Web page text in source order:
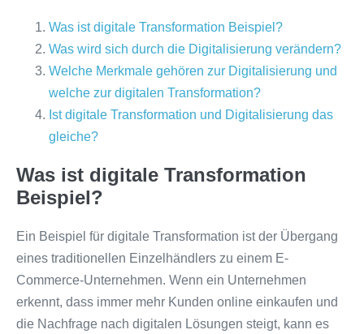
Was ist digitale Transformation Beispiel?
Was wird sich durch die Digitalisierung verändern?
Welche Merkmale gehören zur Digitalisierung und
welche zur digitalen Transformation?
Ist digitale Transformation und Digitalisierung das
gleiche?
Was ist digitale Transformation
Beispiel?
Ein Beispiel für digitale Transformation ist der Übergang
eines traditionellen Einzelhändlers zu einem E-
Commerce-Unternehmen. Wenn ein Unternehmen
erkennt, dass immer mehr Kunden online einkaufen und
die Nachfrage nach digitalen Lösungen steigt, kann es